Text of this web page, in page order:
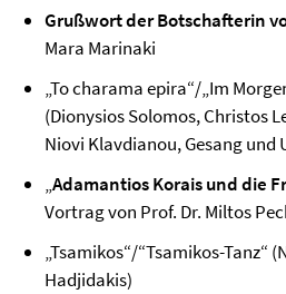
Grußwort der Botschafterin
Mara Marinaki
„To charama epira“/„Im
(Dionysios Solomos, Christos
Niovi Klavdianou, Gesang und
„Adamantios Korais und die
Vortrag von Prof. Dr. Miltos
„Tsamikos“/“Tsamikos-Tanz“
Hadjidakis)